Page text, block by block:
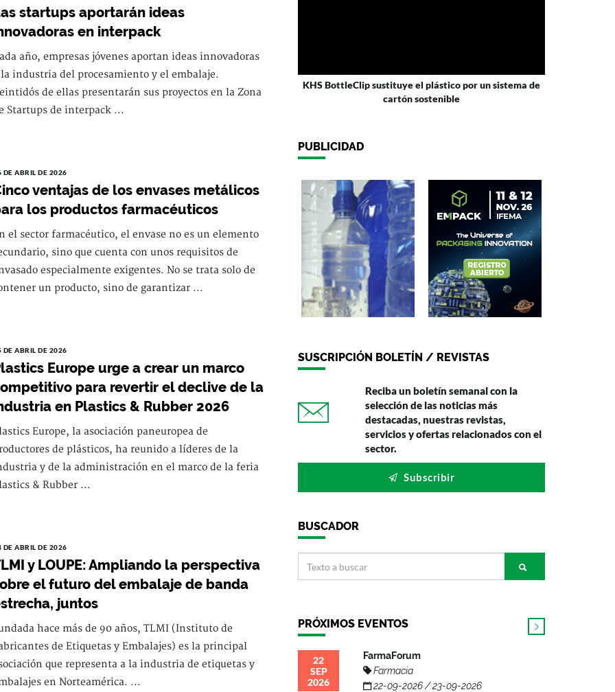
startups aportarán ideas
en interpack
año, empresas jóvenes aportan ideas innovadoras
la industria del procesamiento y el embalaje.
de ellas presentarán sus proyectos en la Zona
Startups de interpack ...
DE ABRIL DE 2026
ventajas de los envases metálicos
los productos farmacéuticos
el sector farmacéutico, el envase no es un elemento
sino que cuenta con unos requisitos de
especialmente exigentes. No se trata solo de
un producto, sino de garantizar ...
DE ABRIL DE 2026
Europe urge a crear un marco
para revertir el declive de la
en Plastics & Rubber 2026
Europe, la asociación paneuropea de
de plásticos, ha reunido a líderes de la
y de la administración en el marco de la feria
& Rubber ...
DE ABRIL DE 2026
y LOUPE: Ampliando la perspectiva
el futuro del embalaje de banda
juntos
hace más de 90 años, TLMI (Instituto de
de Etiquetas y Embalajes) es la principal
que representa a la industria de etiquetas y
en Norteamérica. ...
KHS BottleClip sustituye el plástico por un sistema de
cartón sostenible
PUBLICIDAD
SUSCRIPCIÓN BOLETÍN / REVISTAS
Reciba un boletín semanal con la
selección de las noticias más
destacadas, nuestras revistas,
servicios y ofertas relacionados con el
sector.
Subscribir
BUSCADOR
PRÓXIMOS EVENTOS
22
SEP
2026
FarmaForum
Farmacia
22-09-2026 / 23-09-2026